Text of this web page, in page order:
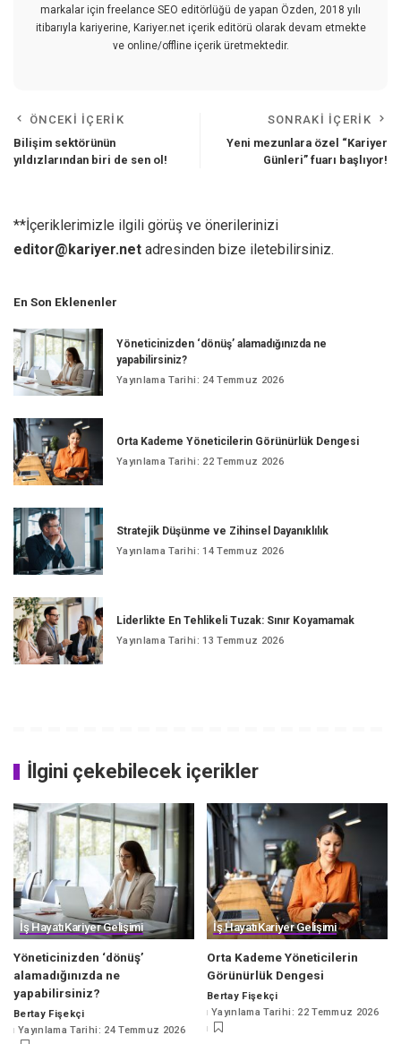
markalar için freelance SEO editörlüğü de yapan Özden, 2018 yılı
itibarıyla kariyerine, Kariyer.net içerik editörü olarak devam etmekte
ve online/offline içerik üretmektedir.
ÖNCEKI İÇERIK
Bilişim sektörünün
yıldızlarından biri de sen ol!
SONRAKI İÇERIK
Yeni mezunlara özel “Kariyer
Günleri” fuarı başlıyor!
**İçeriklerimizle ilgili görüş ve önerilerinizi
editor@kariyer.net adresinden bize iletebilirsiniz.
En Son Eklenenler
Yöneticinizden ‘dönüş’ alamadığınızda ne
yapabilirsiniz?
Yayınlama Tarihi: 24 Temmuz 2026
Orta Kademe Yöneticilerin Görünürlük Dengesi
Yayınlama Tarihi: 22 Temmuz 2026
Stratejik Düşünme ve Zihinsel Dayanıklılık
Yayınlama Tarihi: 14 Temmuz 2026
Liderlikte En Tehlikeli Tuzak: Sınır Koyamamak
Yayınlama Tarihi: 13 Temmuz 2026
İlgini çekebilecek içerikler
İş HayatıKariyer Gelişimi
Yöneticinizden ‘dönüş’
alamadığınızda ne
yapabilirsiniz?
Posted
by
Bertay Fişekçi
Yayınlama Tarihi: 24 Temmuz 2026
İş HayatıKariyer Gelişimi
Orta Kademe Yöneticilerin
Görünürlük Dengesi
Posted
by
Bertay Fişekçi
Yayınlama Tarihi: 22 Temmuz 2026